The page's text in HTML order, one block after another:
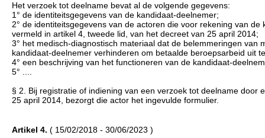
Het verzoek tot deelname bevat al de volgende gegevens:
1° de identiteitsgegevens van de kandidaat-deelnemer;
2° de identiteitsgegevens van de actoren die voor rekening van
vermeld in artikel 4, tweede lid, van het decreet van 25 april 2014;
3° het medisch-diagnostisch materiaal dat de belemmeringen
kandidaat-deelnemer verhinderen om betaalde beroepsarbeid uit
4° een beschrijving van het functioneren van de kandidaat-
5° ....
§ 2. Bij registratie of indiening van een verzoek tot deelname door
25 april 2014, bezorgt die actor het ingevulde formulier.
Artikel 4. ( 15/02/2018 - 30/06/2023 )